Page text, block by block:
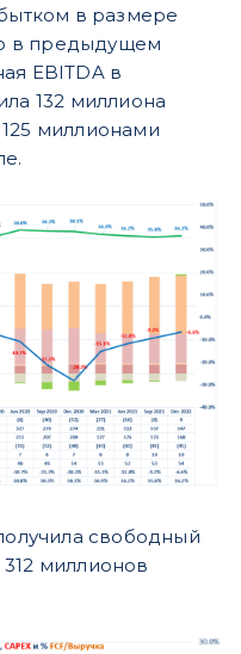
в размере
в предыдущем
EBITDA в
132 миллиона
миллионами
свободный
миллионов